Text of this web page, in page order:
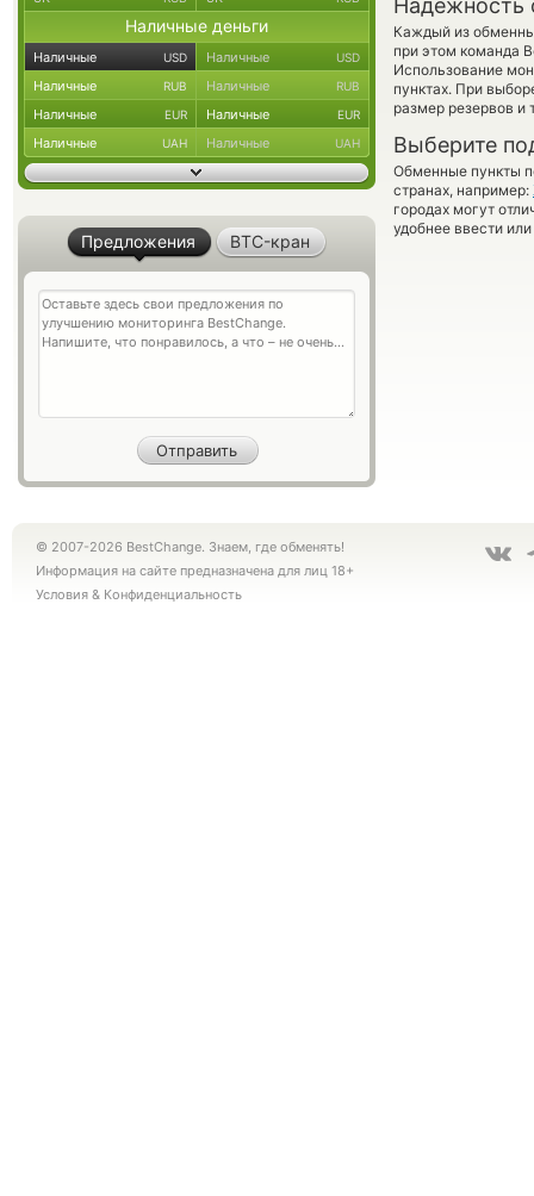
Надежность
Каждый из
при этом команда
Использование
пунктах. При
размер резервов и
Выберите
Обменные пункты
странах, например:
городах могут
удобнее ввести
Наличные деньги
Наличные USD Наличные USD
Наличные RUB Наличные RUB
Наличные EUR Наличные EUR
Наличные UAH Наличные UAH
Предложения BTC-кран
© 2007-2026 BestChange. Знаем, где обменять!
Информация на сайте предназначена для лиц 18+
Условия & Конфиденциальность